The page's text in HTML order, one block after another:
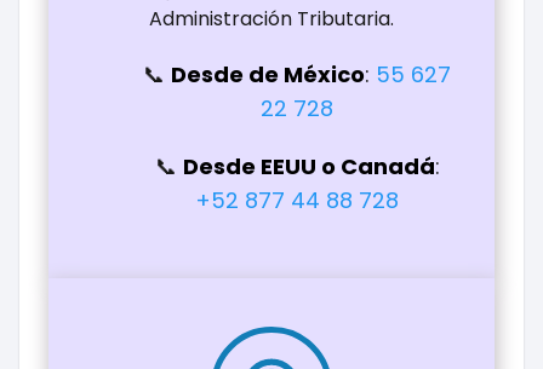
Administración Tributaria.
Desde de México: 55 627
22 728
Desde EEUU o Canadá:
+52 877 44 88 728